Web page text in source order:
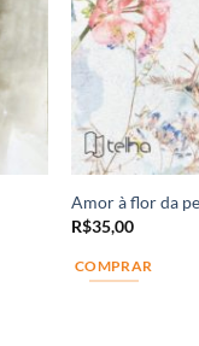
Amor à flor da
R$35,00
COMPRAR